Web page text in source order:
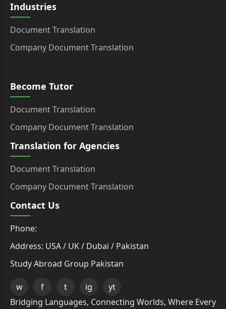
Industries
Document Translation
Company Document Translation
Become Tutor
Document Translation
Company Document Translation
Translation for Agencies
Document Translation
Company Document Translation
Contact Us
Phone:
Address: USA / UK / Dubai / Pakistan
Study Abroad Group Pakistan
w f t ig
yt
Bridging Languages, Connecting Worlds, Where Every